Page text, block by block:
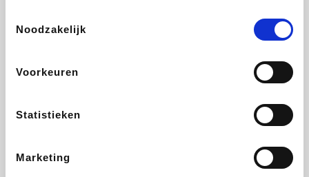
Noodzakelijk
Voorkeuren
Statistieken
Marketing
DectDirect
SupraBazar